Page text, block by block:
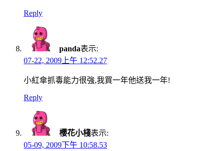
Reply
panda表示:
07-22, 2009上午 12:52.27
小紅傘抓毒能力很強,我買一年他送我一年!
Reply
櫻花小棧表示:
05-09, 2009下午 10:58.53